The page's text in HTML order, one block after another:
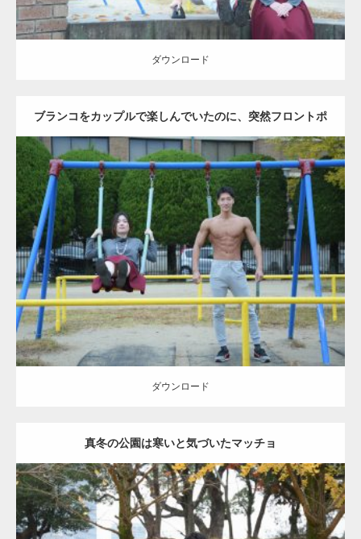
ダウンロード
ブランコをカップルで楽しんでいたのに、突然フロントポ
ーズをするマッチョ
Update: 2021.07.6
Category:公園のマッチョ その他 AKIHITO(細マッチョ) 腹筋 大胸筋
ダウンロード
ダウンロード
真冬の公園は寒いと気づいたマッチョ
Update: 2021.07.8